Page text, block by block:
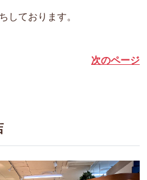
しております。
次のページ